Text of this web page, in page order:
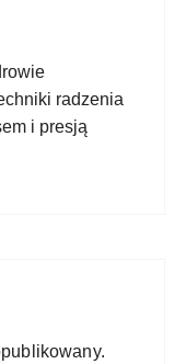
radzenia
i presją